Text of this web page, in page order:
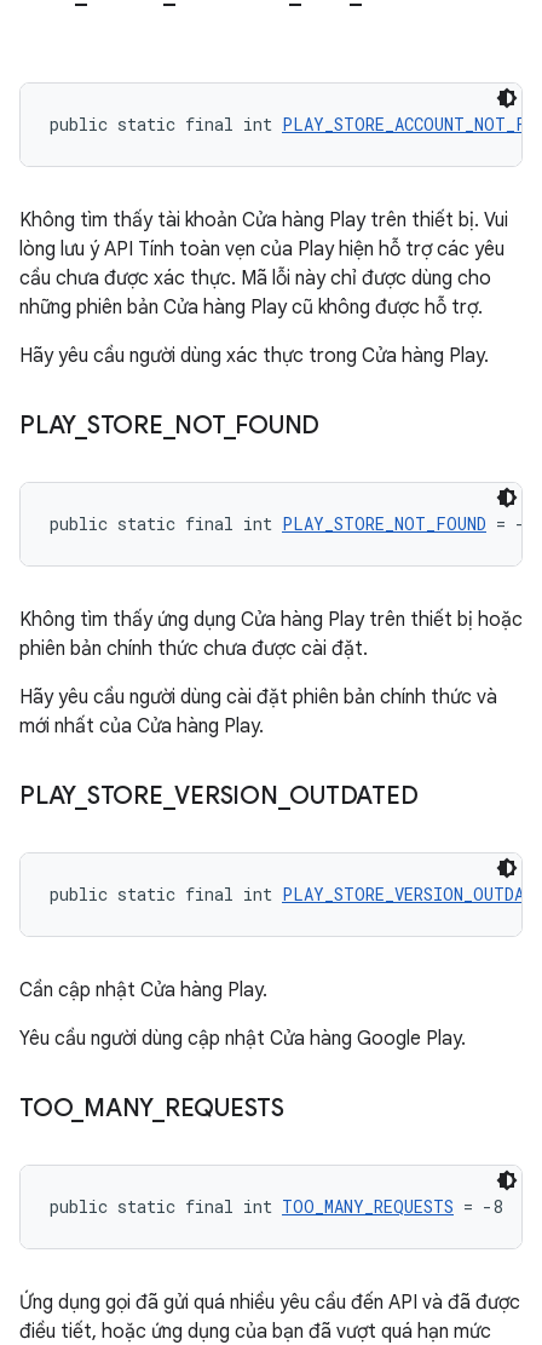
public static final int
Không tìm thấy tài khoản Cửa hàng Play trên thiết bị. Vui
lòng lưu ý API Tính toàn vẹn của Play hiện hỗ trợ các yêu
cầu chưa được xác thực. Mã lỗi này chỉ được dùng cho
những phiên bản Cửa hàng Play cũ không được hỗ trợ.
Hãy yêu cầu người dùng xác thực trong Cửa hàng Play.
PLAY_ STORE NOT_ FOUND
public static final int PLAY_STORE_NOT_FOUND = -2
Không tìm thấy ứng dụng Cửa hàng Play trên thiết bị hoặc
phiên bản chính thức chưa được cài đặt.
Hãy yêu cầu người dùng cài đặt phiên bản chính thức và
mới nhất của Cửa hàng Play.
PLAY_ STORE _VERSION OUTDATED
public static final int
Cần cập nhật Cửa hàng Play.
Yêu cầu người dùng cập nhật Cửa hàng Google Play.
TOO_ MANY_ REQUESTS
public static final int TOO_MANY_REQUESTS = -8
Ứng dụng gọi đã gửi quá nhiều yêu cầu đến API và đã được
điều tiết, hoặc ứng dụng của bạn đã vượt quá hạn mức